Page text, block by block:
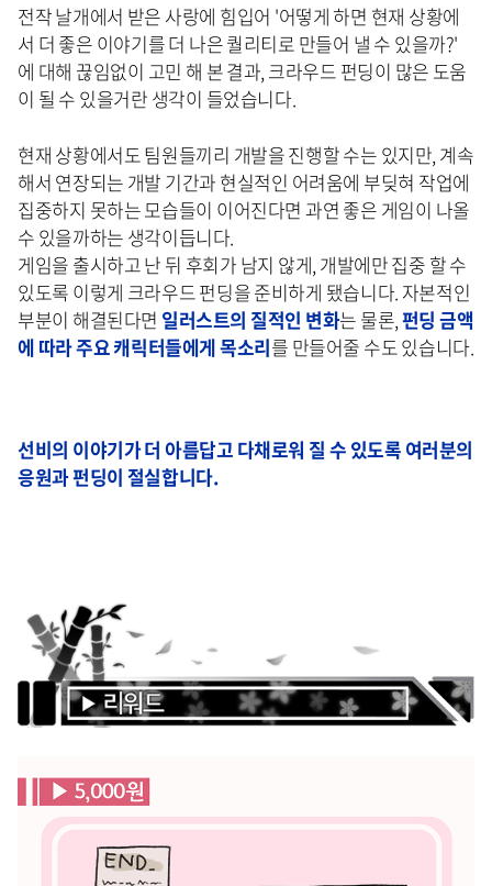
전작 날개에서 받은 사랑에 힘입어 '어떻게 하면 현재 상황에
서 더 좋은 이야기를 더 나은 퀄리티로 만들어 낼 수 있을까?'
에 대해 끊임없이 고민 해 본 결과, 크라우드 펀딩이 많은 도움
이 될 수 있을거란 생각이 들었습니다.
현재 상황에서도 팀원들끼리 개발을 진행할 수는 있지만, 계속
해서 연장되는 개발 기간과 현실적인 어려움에 부딪혀 작업에
집중하지 못하는 모습들이 이어진다면 과연 좋은 게임이 나올
수 있을까하는 생각이듭니다.
게임을 출시하고 난 뒤 후회가 남지 않게, 개발에만 집중 할 수
있도록 이렇게 크라우드 펀딩을 준비하게 됐습니다. 자본적인
부분이 해결된다면 일러스트의 질적인 변화는 물론,펀딩 금액
에 따라 주요 캐릭터들에게 목소리를 만들어줄 수도 있습니다.
선비의 이야기가더 아름답고 다채로워 질 수 있도록 여러분의
응원과펀딩이 절실합니다.